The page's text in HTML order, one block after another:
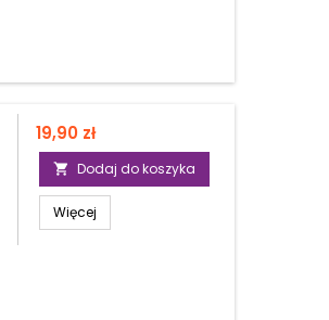
Cena
19,90 zł
 Dodaj do koszyka
Więcej